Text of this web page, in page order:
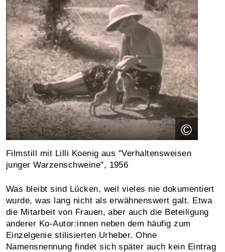
©
Filmstill mit Lilli Koenig aus "Verhaltensweisen
junger Warzenschweine", 1956
Was bleibt sind Lücken, weil vieles nie dokumentiert
wurde, was lang nicht als erwähnenswert galt. Etwa
die Mitarbeit von Frauen, aber auch die Beteiligung
anderer Ko-Autor:innen neben dem häufig zum
Einzelgenie stilisierten Urheber. Ohne
Namensnennung findet sich später auch kein Eintrag